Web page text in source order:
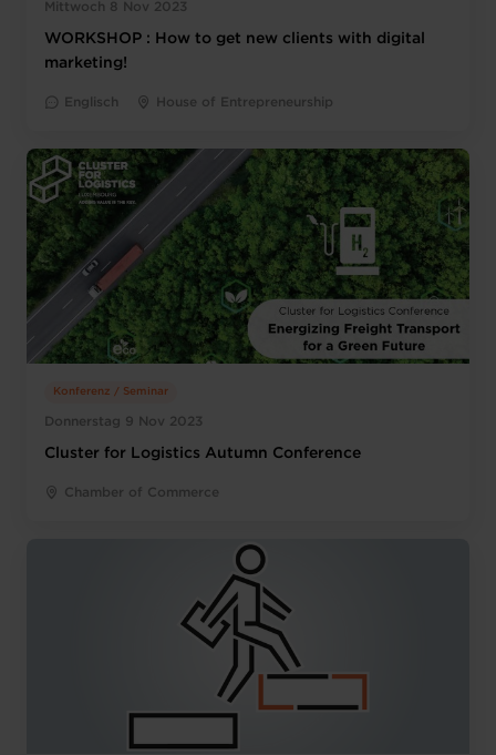
Mittwoch 8 Nov 2023
WORKSHOP : How to get new clients with digital
marketing!
Englisch House of Entrepreneurship
Donnerstag 9 Nov 2023
Konferenz / Seminar
Cluster for Logistics Autumn Conference
Chamber of Commerce